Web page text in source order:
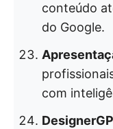
conteúdo
do Google.
com